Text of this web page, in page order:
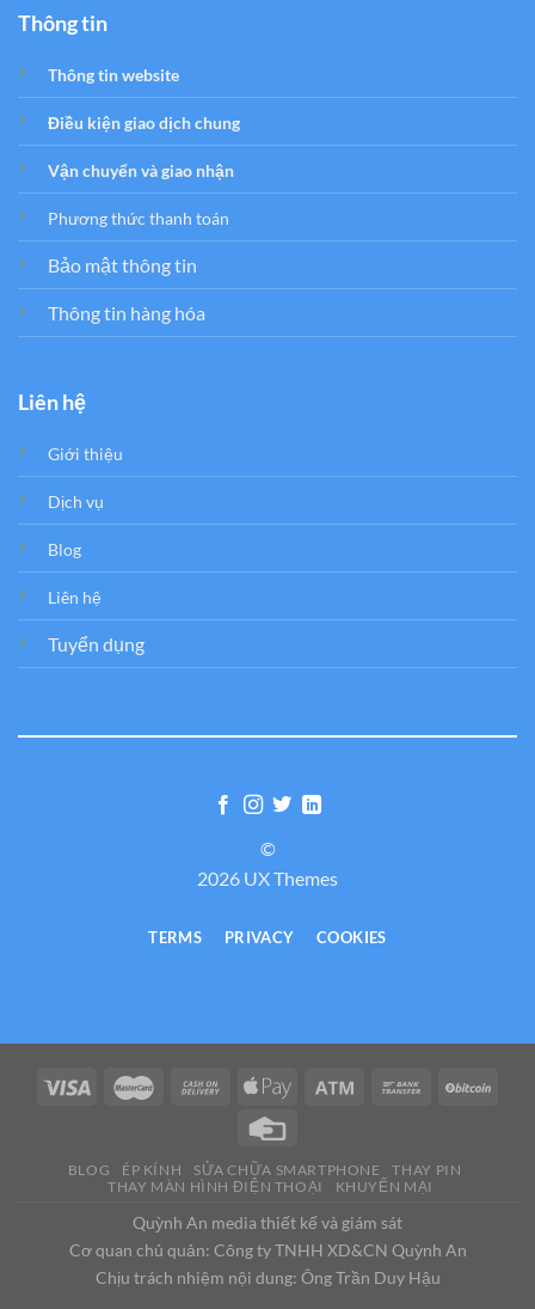
Thông tin
Thông tin website
Điều kiện giao dịch chung
Vận chuyển và giao nhận
Phương thức thanh toán
Bảo mật thông tin
Thông tin hàng hóa
Liên hệ
Giới thiệu
Dịch vụ
Blog
Liên hệ
Tuyển dụng
©
2026 UX Themes
TERMS PRIVACY COOKIES
BLOG ÉP KÍNH SỬA CHỮA SMARTPHONE
THAY PIN
THAY MÀN HÌNH ĐIỆN THOẠI
KHUYẾN MẠI
Quỳnh An media thiết kế và giám sát
Cơ quan chủ quản: Công ty TNHH XD&CN Quỳnh An
Chịu trách nhiệm nội dung: Ông Trần Duy Hậu